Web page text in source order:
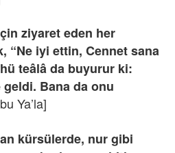
ziyaret eden her
“Ne iyi ettin, Cennet sana
teâlâ da buyurur ki:
Bana da onu
Ya’la]
kürsülerde, nur gibi